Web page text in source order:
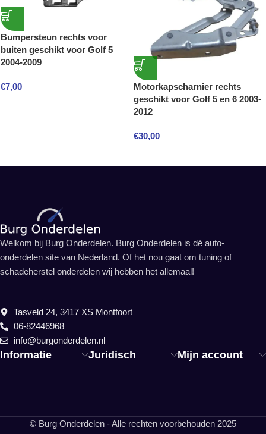
Bumpersteun rechts voor
buiten geschikt voor Golf 5
2004-2009
€7,00
Motorkapscharnier rechts
geschikt voor Golf 5 en 6 2003-
2012
€30,00
Informatie Juridisch Mijn account
Welkom bij Burg Onderdelen. Burg Onderdelen is dé auto-
onderdelen site van Nederland. Of het nou gaat om tuning of
schadeherstel onderdelen wij hebben het allemaal!
Tasveld 24, 3417 XS Montfoort
06-82446968
info@burgonderdelen.nl
© Burg Onderdelen - Alle rechten voorbehouden 2025